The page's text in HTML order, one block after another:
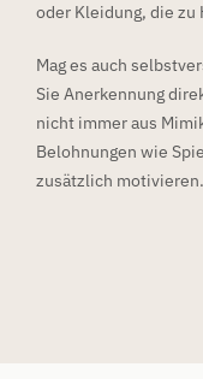
oder Kleidung, die zu
Mag es auch
Sie Anerkennung
nicht immer aus
Belohnungen wie
zusätzlich motivieren.